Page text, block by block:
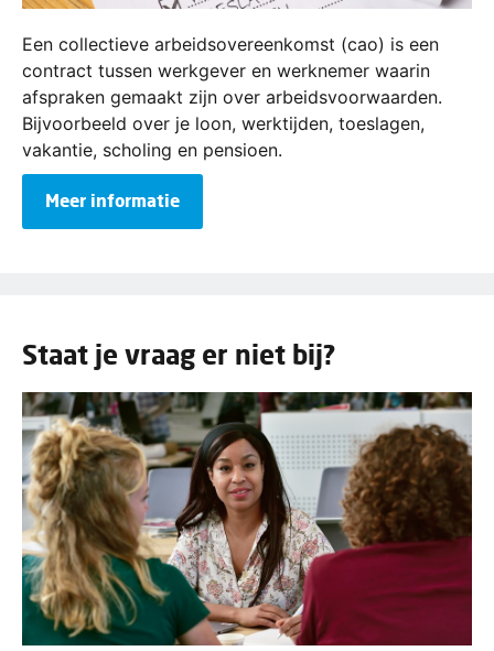
Een collectieve arbeidsovereenkomst (cao) is een
contract tussen werkgever en werknemer waarin
afspraken gemaakt zijn over arbeidsvoorwaarden.
Bijvoorbeeld over je loon, werktijden, toeslagen,
vakantie, scholing en pensioen.
Meer informatie
Staat je vraag er niet bij?